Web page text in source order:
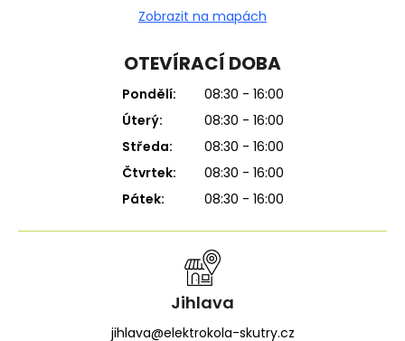
Zobrazit na mapách
OTEVÍRACÍ DOBA
Pondělí:
08:30 - 16:00
Úterý:
08:30 - 16:00
Středa:
08:30 - 16:00
Čtvrtek:
08:30 - 16:00
Pátek:
08:30 - 16:00
Jihlava
jihlava@elektrokola-skutry.cz